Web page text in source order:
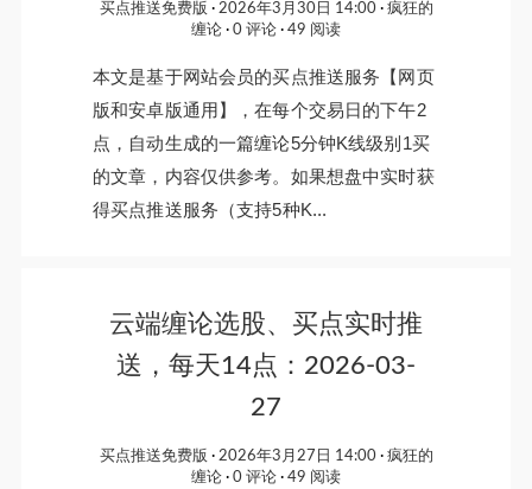
买点推送免费版 2026年3月30日 14:00
疯狂的
缠论
0 评论 49 阅读
本文是基于网站会员的买点推送服务【网页
版和安卓版通用】，在每个交易日的下午2
点，自动生成的一篇缠论5分钟K线级别1买
的文章，内容仅供参考。如果想盘中实时获
得买点推送服务（支持5种K...
云端缠论选股、买点实时推
送，每天14点：2026-03-
27
买点推送免费版 2026年3月27日 14:00
疯狂的
缠论
0 评论 49 阅读